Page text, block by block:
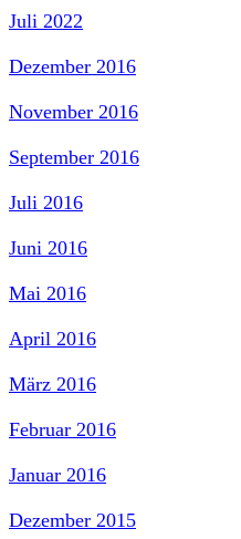
Juli 2022
Dezember 2016
November 2016
September 2016
Juli 2016
Juni 2016
Mai 2016
April 2016
März 2016
Februar 2016
Januar 2016
Dezember 2015